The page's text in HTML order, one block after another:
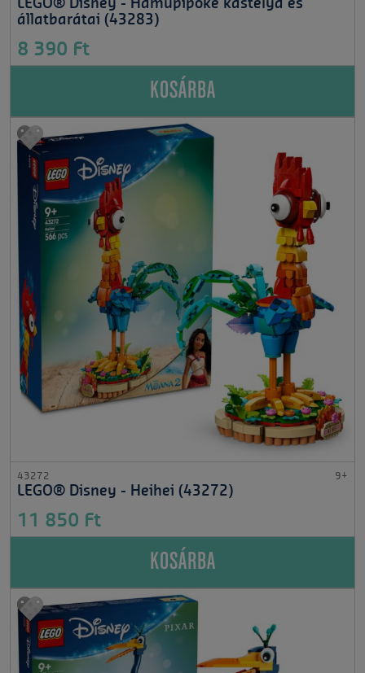
LEGO® Disney - Hamupipőke kastélya és
állatbarátai (43283)
8 390 Ft
KOSÁRBA
43272 9+
LEGO® Disney - Heihei (43272)
11 850 Ft
KOSÁRBA